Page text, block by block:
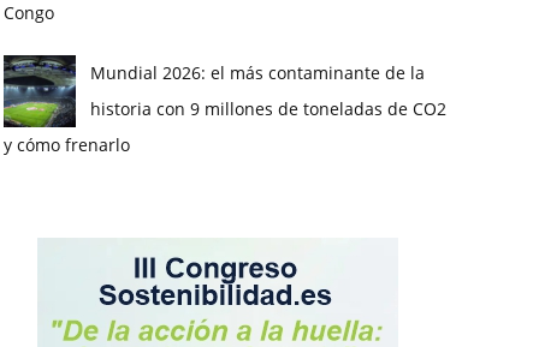
Congo
Mundial 2026: el más contaminante de la
historia con 9 millones de toneladas de CO2
y cómo frenarlo